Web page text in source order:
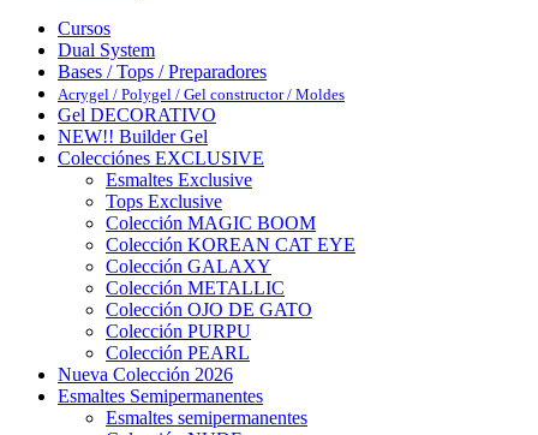
Cursos
Dual System
Bases / Tops / Preparadores
Acrygel / Polygel / Gel constructor / Moldes
Gel DECORATIVO
NEW!! Builder Gel
Colecciónes EXCLUSIVE
Esmaltes Exclusive
Tops Exclusive
Colección MAGIC BOOM
Colección KOREAN CAT EYE
Colección GALAXY
Colección METALLIC
Colección OJO DE GATO
Colección PURPU
Colección PEARL
Nueva Colección 2026
Esmaltes Semipermanentes
Esmaltes semipermanentes